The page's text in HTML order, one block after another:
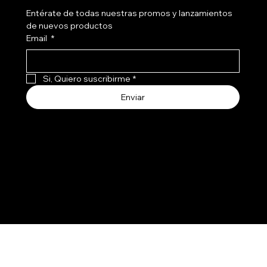
Entérate de todas nuestras promos y lanzamientos
de nuevos productos
Email *
Si, Quiero suscribirme *
Enviar